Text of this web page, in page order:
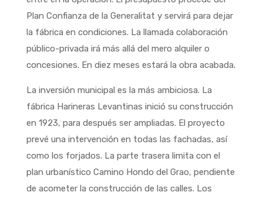
Plan Confianza de la Generalitat y servirá para dejar
la fábrica en condiciones. La llamada colaboración
público-privada irá más allá del mero alquiler o
concesiones. En diez meses estará la obra acabada.
La inversión municipal es la más ambiciosa. La
fábrica Harineras Levantinas inició su construcción
en 1923, para después ser ampliadas. El proyecto
prevé una intervención en todas las fachadas, así
como los forjados. La parte trasera limita con el
plan urbanístico Camino Hondo del Grao, pendiente
de acometer la construcción de las calles. Los